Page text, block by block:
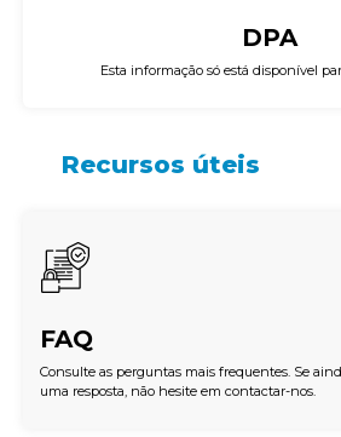
DPA
Esta informação só está disponível
Recursos úteis
FAQ
Consulte as perguntas mais frequentes. Se
uma resposta, não hesite em contactar-nos.